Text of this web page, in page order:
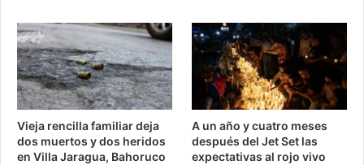
Vieja rencilla familiar deja
dos muertos y dos heridos
en Villa Jaragua, Bahoruco
A un año y cuatro meses
después del Jet Set las
expectativas al rojo vivo